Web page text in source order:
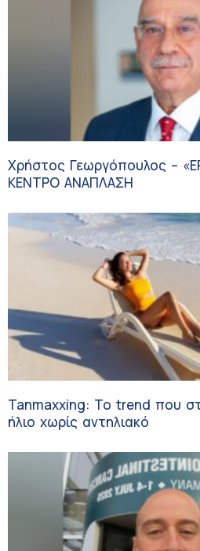
Χρήστος Γεωργόπουλος –
ΚΕΝΤΡΟ ΑΝΑΠΛΑΣΗ
Tanmaxxing: To trend που
ήλιο χωρίς αντηλιακό